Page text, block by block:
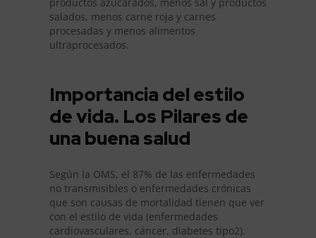
salados, menos carne roja y carnes
procesadas y menos alimentos
ultraprocesados.
Importancia del estilo
de vida. Los Pilares de
una buena salud
Según la OMS, el 87% de las enfermedades
no transmisibles o enfermedades crónicas
que son causas de mortalidad tienen que ver
con el estilo de vida (enfermedades
cardiovasculares, cáncer, diabetes tipo2).